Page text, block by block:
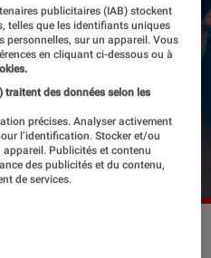
publicitaires (IAB) stockent
telles que les identifiants uniques
personnelles, sur un appareil. Vous
en cliquant ci-dessous ou à
des données selon les
précises. Analyser activement
l’identification. Stocker et/ou
Publicités et contenu
des publicités et du contenu,
de services.